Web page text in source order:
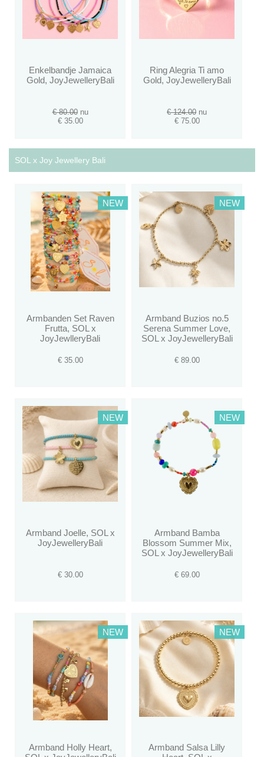
Enkelbandje Jamaica
Gold, JoyJewelleryBali
€ 80.00nu
€ 35.00
Ring Alegria Ti amo
Gold, JoyJewelleryBali
€ 124.00 nu
€ 75.00
SOL x Joy Jewellery Bali
NEW
Armbanden Set Raven
Frutta, SOL x
JoyJewlleryBali
€ 35.00
NEW
Armband Buzios no.5
Serena Summer Love,
SOL x JoyJewelleryBali
€ 89.00
NEW
Armband Joelle, SOL x
JoyJewelleryBali
€ 30.00
NEW
Armband Bamba
Blossom Summer Mix,
SOL x JoyJewelleryBali
€ 69.00
NEW
Armband Holly Heart,
NEW
Armband Salsa Lilly